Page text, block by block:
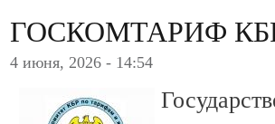
ГОСКОМТАРИФ
4 июня, 2026 - 14:54